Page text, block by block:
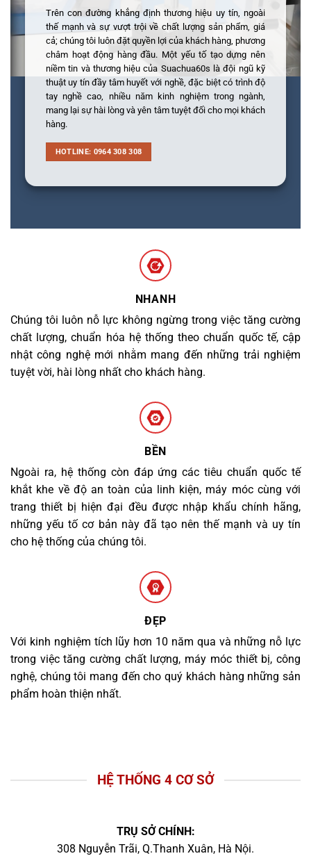
Trên con đường khẳng định thương hiệu uy tín, ngoài
thế mạnh và sự vượt trội về chất lượng sản phẩm, giá
cả; chúng tôi luôn đặt quyền lợi của khách hàng, phương
châm hoạt động hàng đầu. Một yếu tố tạo dựng nên
niềm tin và thương hiệu của Suachua60s là đội ngũ kỹ
thuật uy tín đầy tâm huyết với nghề, đặc biệt có trình độ
tay nghề cao, nhiều năm kinh nghiệm trong ngành,
mang lại sự hài lòng và yên tâm tuyệt đối cho mọi khách
hàng.
HOTLINE: 0964 308 308
NHANH
Chúng tôi luôn nỗ lực không ngừng trong việc tăng cường
chất lượng, chuẩn hóa hệ thống theo chuẩn quốc tế, cập
nhật công nghệ mới nhằm mang đến những trải nghiệm
tuyệt vời, hài lòng nhất cho khách hàng.
BỀN
Ngoài ra, hệ thống còn đáp ứng các tiêu chuẩn quốc tế
khắt khe về độ an toàn của linh kiện, máy móc cùng với
trang thiết bị hiện đại đều được nhập khẩu chính hãng,
những yếu tố cơ bản này đã tạo nên thế mạnh và uy tín
cho hệ thống của chúng tôi.
ĐẸP
Với kinh nghiệm tích lũy hơn 10 năm qua và những nỗ lực
trong việc tăng cường chất lượng, máy móc thiết bị, công
nghệ, chúng tôi mang đến cho quý khách hàng những sản
phẩm hoàn thiện nhất.
HỆ THỐNG 4 CƠ SỞ
TRỤ SỞ CHÍNH:
308 Nguyễn Trãi, Q.Thanh Xuân, Hà Nội.